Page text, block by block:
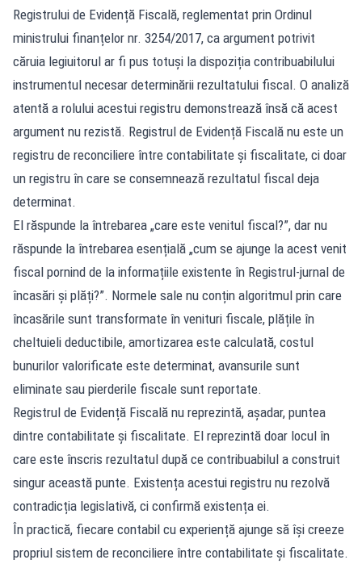
Registrului de Evidență Fiscală, reglementat prin Ordinul
ministrului finanțelor nr. 3254/2017, ca argument potrivit
căruia legiuitorul ar fi pus totuși la dispoziția contribuabilului
instrumentul necesar determinării rezultatului fiscal. O analiză
atentă a rolului acestui registru demonstrează însă că acest
argument nu rezistă. Registrul de Evidență Fiscală nu este un
registru de reconciliere între contabilitate și fiscalitate, ci doar
un registru în care se consemnează rezultatul fiscal deja
determinat.
El răspunde la întrebarea „care este venitul fiscal?”, dar nu
răspunde la întrebarea esențială „cum se ajunge la acest venit
fiscal pornind de la informațiile existente în Registrul-jurnal de
încasări și plăți?”. Normele sale nu conțin algoritmul prin care
încasările sunt transformate în venituri fiscale, plățile în
cheltuieli deductibile, amortizarea este calculată, costul
bunurilor valorificate este determinat, avansurile sunt
eliminate sau pierderile fiscale sunt reportate.
Registrul de Evidență Fiscală nu reprezintă, așadar, puntea
dintre contabilitate și fiscalitate. El reprezintă doar locul în
care este înscris rezultatul după ce contribuabilul a construit
singur această punte. Existența acestui registru nu rezolvă
contradicția legislativă, ci confirmă existența ei.
În practică, fiecare contabil cu experiență ajunge să își creeze
propriul sistem de reconciliere între contabilitate și fiscalitate.